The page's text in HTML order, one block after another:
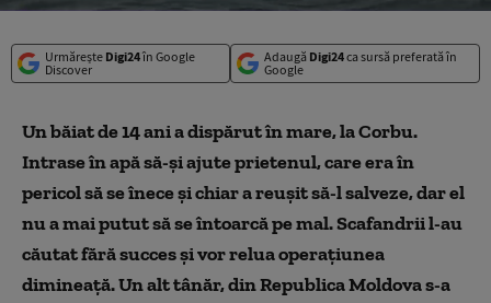
Urmărește Digi24în Google
Discover
Adaugă Digi24ca sursă preferată în
Google
Un băiat de 14 ani a dispărut în mare, la Corbu.
Intrase în apă să-şi ajute prietenul, care era în
pericol să se înece şi chiar a reuşit să-l salveze, dar el
nu a mai putut să se întoarcă pe mal. Scafandrii l-au
căutat fără succes şi vor relua operaţiunea
dimineaţă. Un alt tânăr, din Republica Moldova s-a